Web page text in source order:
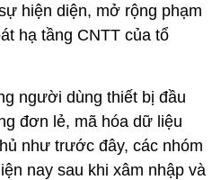
hiện diện, mở rộng phạm
hạ tầng CNTT của tổ
người dùng thiết bị đầu
đơn lẻ, mã hóa dữ liệu
như trước đây, các nhóm
nay sau khi xâm nhập và